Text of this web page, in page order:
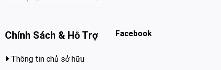
Chính Sách & Hỗ Trợ
Thông tin chủ sở hữu
Facebook